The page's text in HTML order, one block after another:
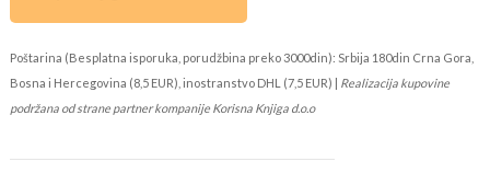
Poštarina (Besplatna isporuka, porudžbina preko 3000din): Srbija 180din Crna Gora,
Bosna i Hercegovina (8,5 EUR), inostranstvo DHL (7,5 EUR) | Realizacija kupovine
podržana od strane partner kompanije Korisna Knjiga d.o.o